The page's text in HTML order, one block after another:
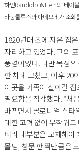
하인Randolph&Hein의 테이
라눙쿨루스와 아네모네가 조화
1820년대 초에 지은 집
자리하고 있었다. 그의
풍경이었다. 다만 목장
한 차례 고쳤고, 이후 20
이곳을 가족이 살아갈
필요함을 직감했다. “처
바뀌면서 콜로니얼 스타
대한 고려 없이 무작위
터라 대부분은 교체해야
몰딩, 창문 한 짝만큼은